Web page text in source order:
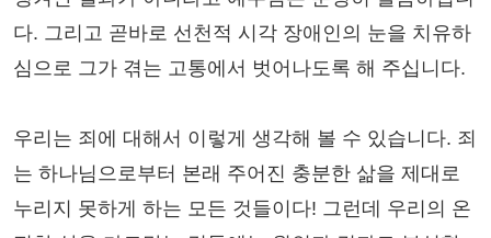
다. 그리고 곧바로 선천적 시각 장애인의 눈을 치유하
심으로 그가 겪는 고통에서 벗어나도록 해 주십니다.
우리는 죄에 대해서 이렇게 생각해 볼 수 있습니다. 죄
는 하나님으로부터 본래 주어진 충분한 삶을 제대로
누리지 못하게 하는 모든 것들이다! 그런데 우리의 온